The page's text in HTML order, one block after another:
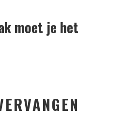
moet je het